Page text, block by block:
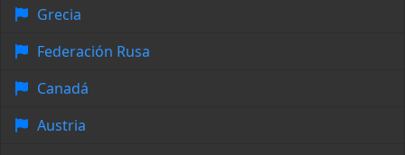
Grecia
Federación Rusa
Canadá
Austria